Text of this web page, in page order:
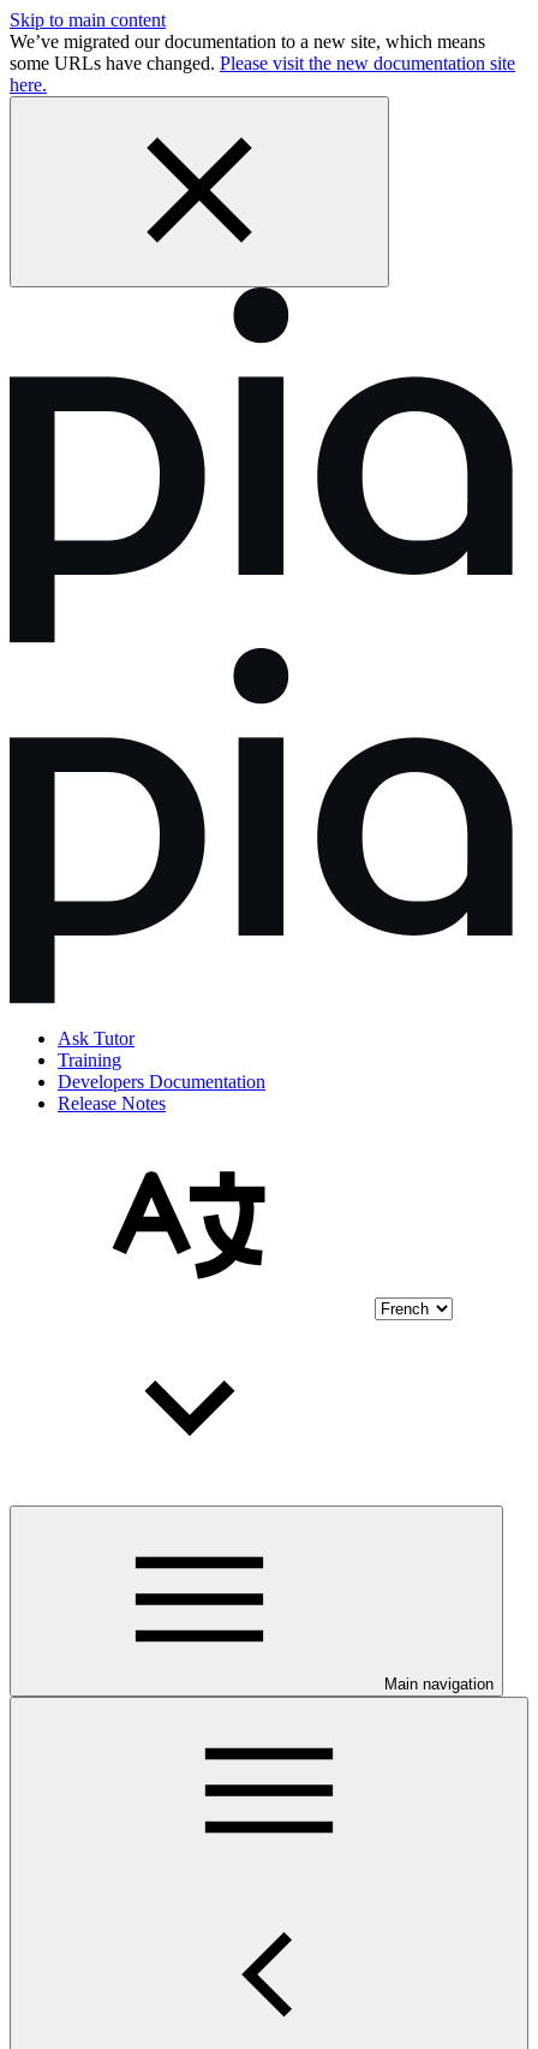
Skip to main content
We’ve migrated our documentation to a new site, which means
some URLs have changed. Please visit the new documentation site
here.
Ask Tutor
Training
Developers Documentation
Release Notes
Main navigation